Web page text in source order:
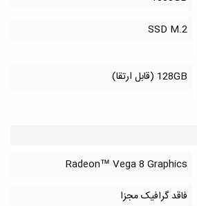
SSD M.2
128GB (قابل ارتقا)
Radeon™ Vega 8 Graphics
فاقد گرافیک مجزا